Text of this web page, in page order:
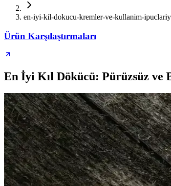
en-iyi-kil-dokucu-kremler-ve-kullanim-
Ürün Karşılaştırmaları
En İyi Kıl Dökücü: Pürüzsüz ve